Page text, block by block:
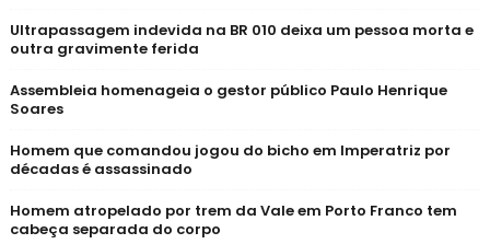
Ultrapassagem indevida na BR 010 deixa um pessoa morta e
outra gravimente ferida
Assembleia homenageia o gestor público Paulo Henrique
Soares
Homem que comandou jogou do bicho em Imperatriz por
décadas é assassinado
Homem atropelado por trem da Vale em Porto Franco tem
cabeça separada do corpo